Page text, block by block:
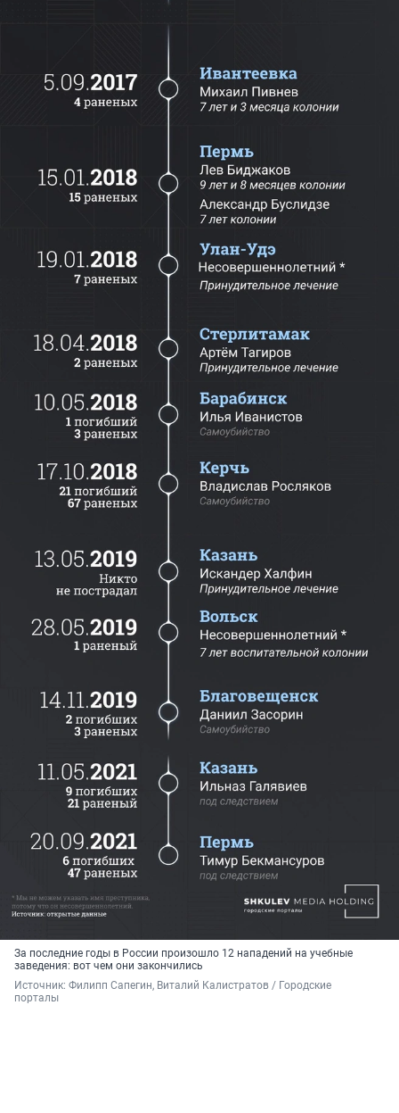
За последние годы в России произошло 12 нападений на учебные
заведения: вот чем они закончились
Источник: Филипп Сапегин, Виталий Калистратов / Городские
порталы